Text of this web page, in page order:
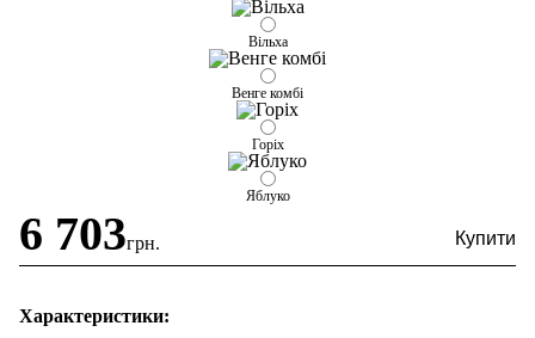
Вільха
Венге комбі
Горіх
Яблуко
6 703грн.
Характеристики: